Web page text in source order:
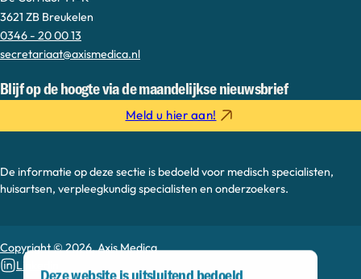
3621 ZB Breukelen
0346 - 20 00 13
secretariaat@axismedica.nl
Blijf op de hoogte via de maandelijkse nieuwsbrief
Meld u hier aan!
De informatie op deze sectie is bedoeld voor medisch specialisten,
huisartsen, verpleegkundig specialisten en onderzoekers.
Copyright © 2026, Axis Medica
Linkedin